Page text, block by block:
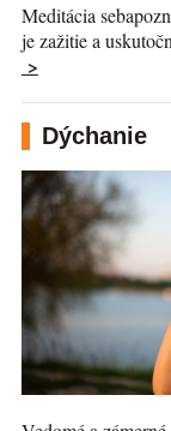
Meditácia
je zažitie a
>
Dýchanie